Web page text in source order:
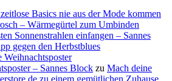
Basics nie aus der Mode kommen
– Wärmegürtel zum Umbinden
Sonnenstrahlen einfangen – Sannes
gegen den Herbstblues
Weihnachtsposter
– Sannes Block zu Mach deine
zu einem gemütlichen Zuhause